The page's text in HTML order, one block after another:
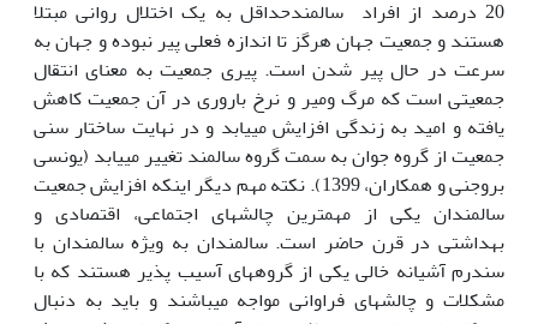
20 درصد از افراد سالمندحداقل به یک اختلال روانی مبتلا
هستند و جمعیت جهان هرگز تا اندازه فعلی پیر نبوده و جهان به
سرعت در حال پیر شدن است. پیری جمعیت به معنای انتقال
جمعیتی است که مرگ ومیر و نرخ باروری در آن جمعیت کاهش
یافته و امید به زندگی افزایش مییابد و در نهایت ساختار سنی
جمعیت از گروه جوان به سمت گروه سالمند تغییر مییابد (یونسی
بروجنی و همکاران، 1399). نکته مهم دیگر اینکه افزایش جمعیت
سالمندان یکی از مهمترین چالشهای اجتماعی، اقتصادی و
بهداشتی در قرن حاضر است. سالمندان به ویژه سالمندان با
سندرم آشیانه خالی یکی از گروههای آسیب پذیر هستند که با
مشکلات و چالشهای فراوانی مواجه میباشند و باید به دنبال